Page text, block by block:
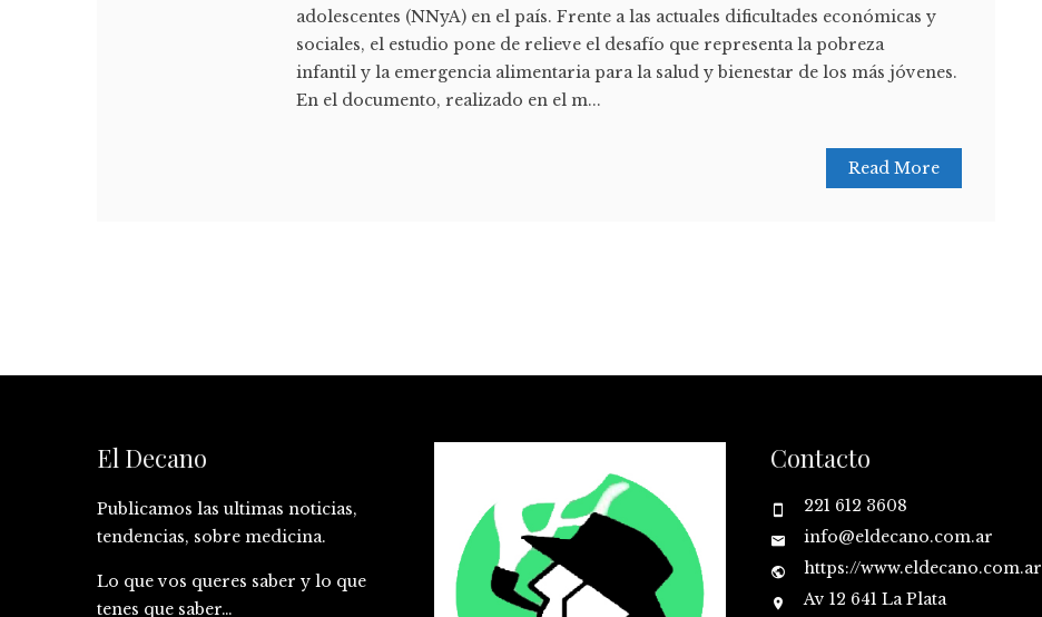
adolescentes (NNyA) en el país. Frente a las actuales dificultades económicas y
sociales, el estudio pone de relieve el desafío que representa la pobreza
infantil y la emergencia alimentaria para la salud y bienestar de los más jóvenes.
En el documento, realizado en el m...
Read More
El Decano
Publicamos las ultimas noticias,
tendencias, sobre medicina.
Lo que vos queres saber y lo que
tenes que saber…
Contacto
221 612 3608
info@eldecano.com.ar
https://www.eldecano.com.ar
Av 12 641 La Plata